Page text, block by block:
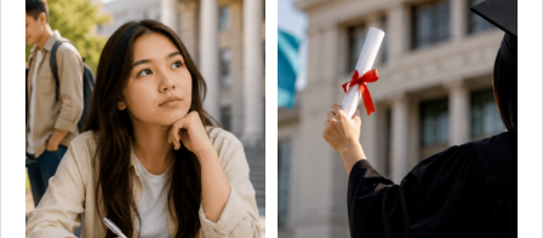
Казахстанские абитуриенты узнали, кто получил
образовательные гранты
7 августа 2026 г. 15:24 224
Онкопациентов в Алматинской области лечат в
морских контейнерах
7 августа 2026 г. 11:24